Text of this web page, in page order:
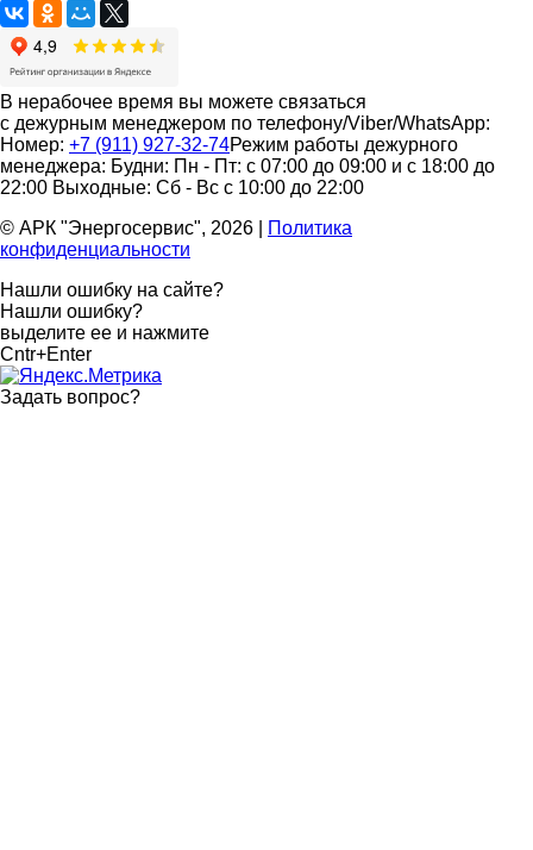
В нерабочее время вы можете связаться
с дежурным менеджером по телефону/Viber/WhatsApp:
Номер: +7 (911) 927-32-74Режим работы дежурного
менеджера: Будни: Пн - Пт: с 07:00 до 09:00 и с 18:00 до
22:00 Выходные: Сб - Вс с 10:00 до 22:00
© АРК "Энергосервис", 2026
Политика
конфиденциальности
Нашли ошибку на сайте?
Нашли ошибку?
выделите ее и нажмите
Cntr+Enter
Задать вопрос?